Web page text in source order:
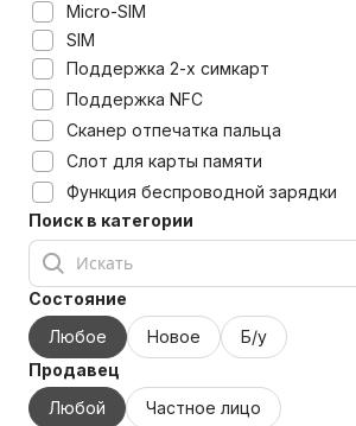
Micro-SIM
SIM
Поддержка 2-х симкарт
Поддержка NFC
Сканер отпечатка пальца
Слот для карты памяти
Функция беспроводной зарядки
Поиск в категории
Состояние
Любое
Новое
Б/у
Продавец
Любой
Частное лицо